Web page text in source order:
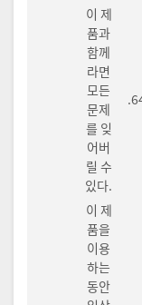
이 제
품과
함께
라면
모든
문제
를 잊
어버
릴 수
있다.
이 제
품을
이용
하는
동안